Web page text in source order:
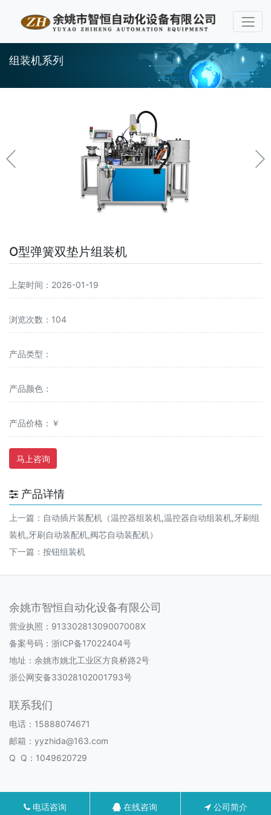
组装机系列
O型弹簧双垫片组装机
上架时间：2026-01-19
浏览次数：104
产品类型：
产品颜色：
产品价格：￥
马上咨询
产品详情
上一篇： 自动插片装配机（温控器组装机,温控器自动组装机,牙刷组
装机,牙刷自动装配机,阀芯自动装配机）
下一篇： 按钮组装机
余姚市智恒自动化设备有限公司
营业执照：91330281309007008X
备案号码： 浙ICP备17022404号
地址：余姚市姚北工业区方良桥路2号
浙公网安备33028102001793号
联系我们
电话：15888074671
邮箱：yyzhida@163.com
Q Q：1049620729
电话咨询 在线咨询 公司简介